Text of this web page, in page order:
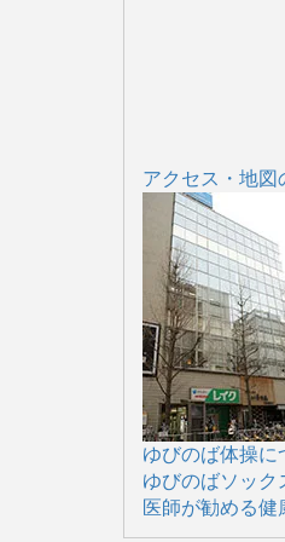
アクセス・地図
ゆびのば体操に
ゆびのばソック
医師が勧める